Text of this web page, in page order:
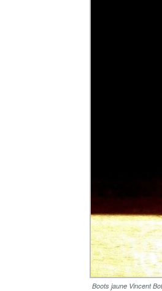
Boots jaune Vincent